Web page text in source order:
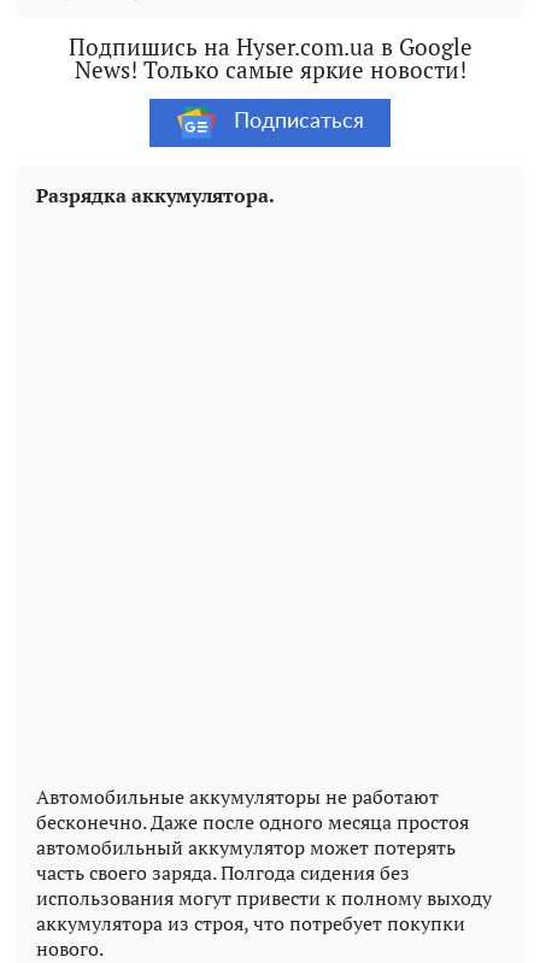
Подпишись на Hyser.com.ua в Google
News! Только самые яркие новости!
Подписаться
Разрядка аккумулятора.
Автомобильные аккумуляторы не работают
бесконечно. Даже после одного месяца простоя
автомобильный аккумулятор может потерять
часть своего заряда. Полгода сидения без
использования могут привести к полному выходу
аккумулятора из строя, что потребует покупки
нового.